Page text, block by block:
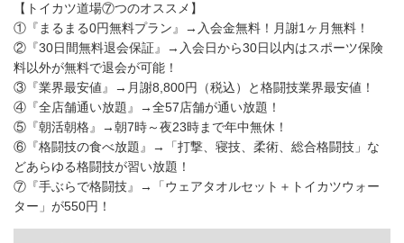
【トイカツ道場⑦つのオススメ】
①『まるまる0円無料プラン』→入会金無料！月謝1ヶ月無料！
②『30日間無料退会保証』→入会日から30日以内はスポーツ保険
料以外が無料で退会が可能！
③『業界最安値』→月謝8,800円（税込）と格闘技業界最安値！
④『全店舗通い放題』→全57店舗が通い放題！
⑤『朝活朝格』→朝7時～夜23時まで年中無休！
⑥『格闘技の食べ放題』→「打撃、寝技、柔術、総合格闘技」な
どあらゆる格闘技が習い放題！
⑦『手ぶらで格闘技』→「ウェアタオルセット＋トイカツウォー
ター」が550円！